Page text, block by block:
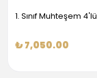
1. Sınıf Muhteşem 4'lü
₺ 7,050.00